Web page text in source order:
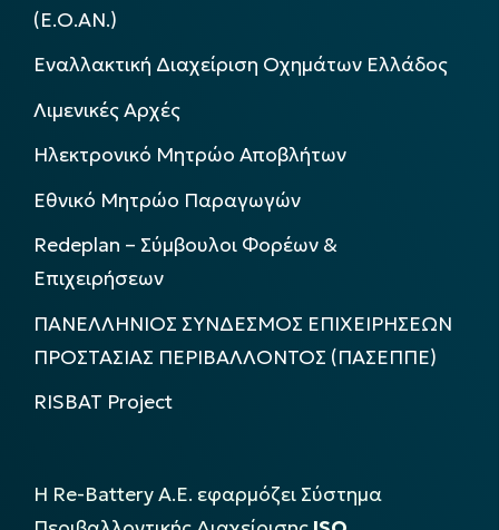
(Ε.Ο.ΑΝ.)
Εναλλακτική Διαχείριση Οχημάτων Ελλάδος
Λιμενικές Αρχές
Ηλεκτρονικό Μητρώο Αποβλήτων
Εθνικό Μητρώο Παραγωγών
Redeplan – Σύμβουλοι Φορέων &
Επιχειρήσεων
ΠΑΝΕΛΛΗΝΙΟΣ ΣΥΝΔΕΣΜΟΣ ΕΠΙΧΕΙΡΗΣΕΩΝ
ΠΡΟΣΤΑΣΙΑΣ ΠΕΡΙΒΑΛΛΟΝΤΟΣ (ΠΑΣΕΠΠΕ)
RISBAT Project
Η Re-Battery Α.Ε. εφαρμόζει Σύστημα